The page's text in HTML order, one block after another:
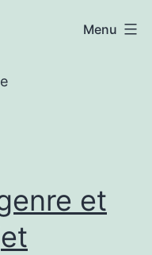
Menu
et